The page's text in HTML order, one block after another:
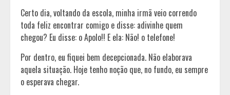
Certo dia, voltando da escola, minha irmã veio correndo
toda feliz encontrar comigo e disse: adivinhe quem
chegou? Eu disse: o Apolo!! E ela: Não! o telefone!
Por dentro, eu fiquei bem decepcionada. Não elaborava
aquela situação. Hoje tenho noção que, no fundo, eu sempre
o esperava chegar.